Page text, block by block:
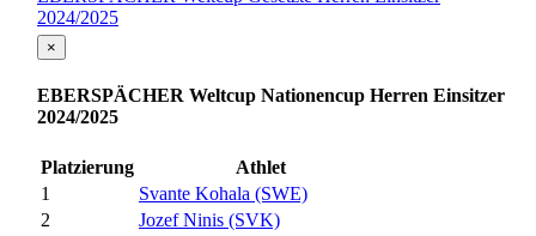
2024/2025
×
EBERSPÄCHER Weltcup Nationencup Herren Einsitzer
2024/2025
Platzierung
Athlet
1
Svante Kohala (SWE)
2
Jozef Ninis (SVK)